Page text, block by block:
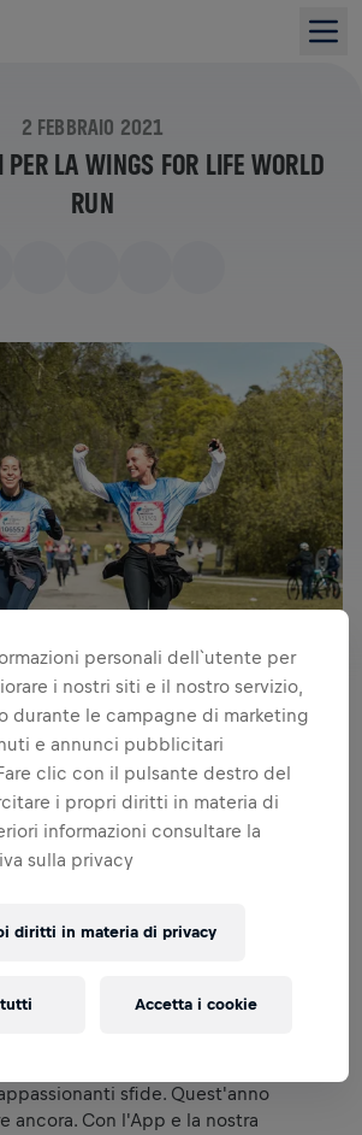
2 FEBBRAIO 2021
LA WINGS FOR LIFE WORLD
RUN
tutti connessi tramite l’App
centinaio di giorni prima di scrivere
insieme. Il 9 maggio, correremo con
Le gare ufficiali sono state sospese
anche nella situazione attuale, siamo
mesi stiamo lavoriamo alla nostra
che tutti i partecipanti potranno
sfide. Quest'anno
ancora. Con l'App e la nostra
personali dell`utente per
i nostri siti e il nostro servizio,
durante le campagne di marketing
e annunci pubblicitari
clic con il pulsante destro del
i propri diritti in materia di
informazioni consultare la
sulla privacy
diritti in materia di privacy
Accetta i cookie